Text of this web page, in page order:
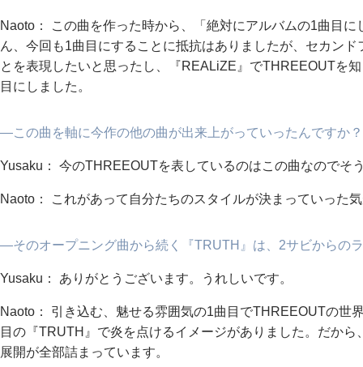
Naoto： この曲を作った時から、「絶対にアルバムの1曲目
ん、今回も1曲目にすることに抵抗はありましたが、セカン
とを表現したいと思ったし、『REALiZE』でTHREEOUTを
目にしました。
―この曲を軸に今作の他の曲が出来上がっていったんですか？
Yusaku： 今のTHREEOUTを表しているのはこの曲なのでそ
Naoto： これがあって自分たちのスタイルが決まっていった
―そのオープニング曲から続く『TRUTH』は、2サビからの
Yusaku： ありがとうございます。うれしいです。
Naoto： 引き込む、魅せる雰囲気の1曲目でTHREEOUTの世
目の『TRUTH』で炎を点けるイメージがありました。だか
展開が全部詰まっています。